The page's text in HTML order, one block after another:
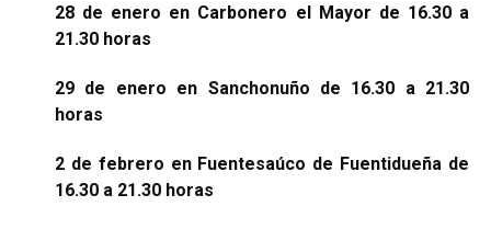
28 de enero en Carbonero el Mayor de 16.30 a
21.30 horas
29 de enero en Sanchonuño de 16.30 a 21.30
horas
2 de febrero en Fuentesaúco de Fuentidueña de
16.30 a 21.30 horas